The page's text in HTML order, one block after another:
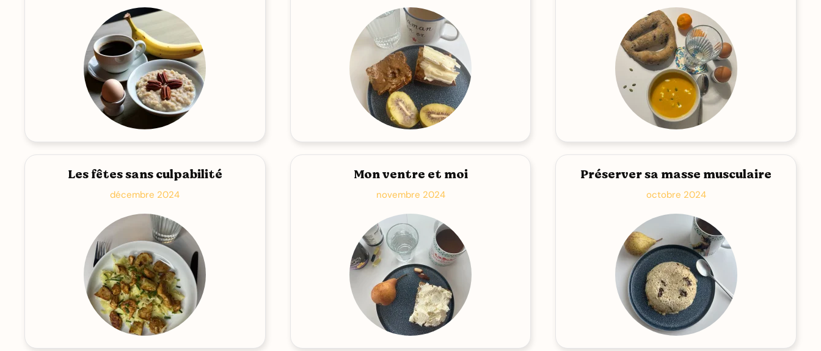
Les fêtes sans culpabilité
décembre 2024
Mon ventre et moi
novembre 2024
Préserver sa masse musculaire
octobre 2024